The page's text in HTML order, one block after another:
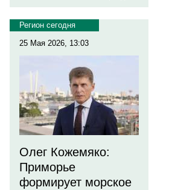
Регион сегодня
25 Мая 2026, 13:03
Олег Кожемяко:
Приморье
формирует морское